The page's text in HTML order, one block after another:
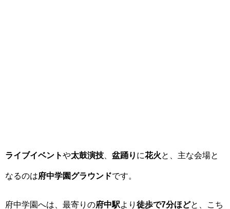
ライブイベントや太鼓演技 盆踊り に花火 と、主な会場と
なるのは府中学園グラウンドです。
府中学園へは、最寄りの府中駅 より 徒歩で7分ほどと、こち